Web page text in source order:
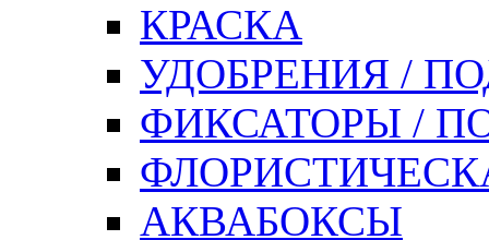
КРАСКА
УДОБРЕНИЯ /
ФИКСАТОРЫ /
АКВАБОКСЫ